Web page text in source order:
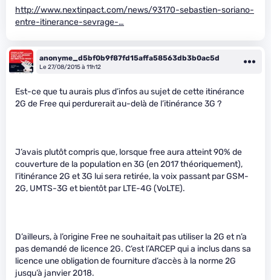
http://www.nextinpact.com/news/93170-sebastien-soriano-
entre-itinerance-sevrage-…
anonyme_d5bf0b9f87fd15affa58563db3b0ac5d
Le 27/08/2015 à 11h12
Est-ce que tu aurais plus d’infos au sujet de cette itinérance
2G de Free qui perdurerait au-delà de l’itinérance 3G ?
J’avais plutôt compris que, lorsque free aura atteint 90% de
couverture de la population en 3G (en 2017 théoriquement),
l’itinérance 2G et 3G lui sera retirée, la voix passant par GSM-
2G, UMTS-3G et bientôt par LTE-4G (VoLTE).
D’ailleurs, à l’origine Free ne souhaitait pas utiliser la 2G et n’a
pas demandé de licence 2G. C’est l’ARCEP qui a inclus dans sa
licence une obligation de fourniture d’accès à la norme 2G
jusqu’à janvier 2018.